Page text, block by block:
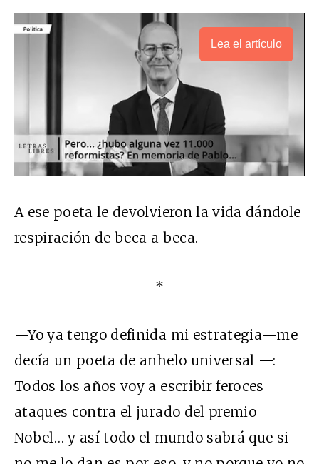
Lea el artículo
A ese poeta le devolvieron la vida dándole
respiración de beca a beca.
*
—Yo ya tengo definida mi estrategia—me
decía un poeta de anhelo universal —:
Todos los años voy a escribir feroces
ataques contra el jurado del premio
Nobel… y así todo el mundo sabrá que si